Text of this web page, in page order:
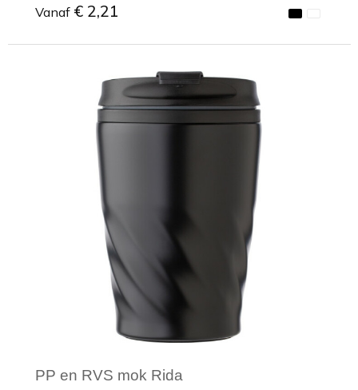
Vanaf € 2,21
Minimale afname: 1
PP en RVS mok Rida